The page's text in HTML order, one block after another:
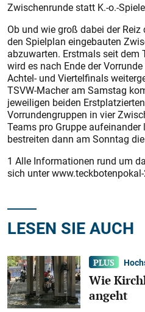
Zwischenrunde statt K.-o.-Spiele
Ob und wie groß dabei der
den Spielplan eingebauten
abzuwarten. Erstmals seit dem
wird es nach Ende der
Achtel- und Viertelfinals
TSVW-Macher am Samstag
jeweiligen beiden
Vorrundengruppen in vier
Teams pro Gruppe aufeinander
bestreiten dann am Sonntag
1 Alle Informationen rund um
sich unter
LESEN SIE AUCH
Wie
angeht